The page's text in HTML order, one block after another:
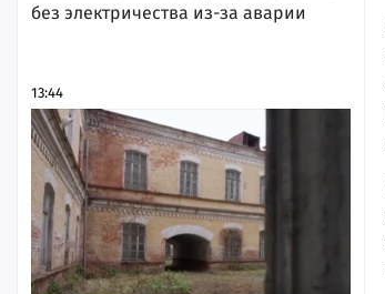
без электричества из-за аварии
13:44